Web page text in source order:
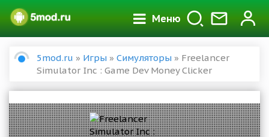
Меню
5mod.ru » Игры » Симуляторы » Freelancer
Simulator Inc : Game Dev Money Clicker